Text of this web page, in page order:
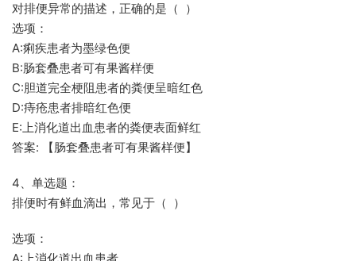
对排便异常的描述，正确的是（ ）
选项：
A:痢疾患者为墨绿色便
B:肠套叠患者可有果酱样便
C:胆道完全梗阻患者的粪便呈暗红色
D:痔疮患者排暗红色便
E:上消化道出血患者的粪便表面鲜红
答案: 【肠套叠患者可有果酱样便】
4、单选题：
排便时有鲜血滴出，常见于（ ）
选项：